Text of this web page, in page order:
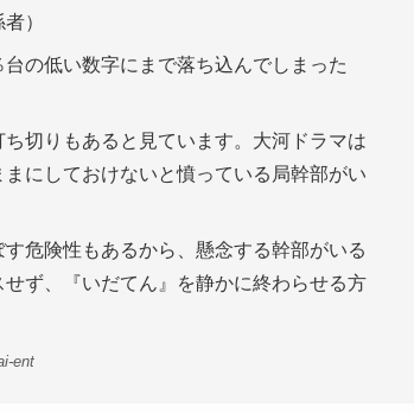
）
の低い数字にまで落ち込んでしまった
切りもあると見ています。大河ドラマは
にしておけないと憤っている局幹部がい
危険性もあるから、懸念する幹部がいる
ず、『いだてん』を静かに終わらせる方
ent